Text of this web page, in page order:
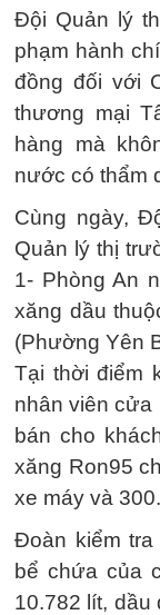
Đội Quản lý
phạm hành
đồng đối với
thương mại
hàng mà
nước có thẩm
Cùng ngày,
Quản lý thị
1- Phòng An
xăng dầu
(Phường Yên
Tại thời điểm
nhân viên cửa
bán cho
xăng Ron95
xe máy và
Đoàn kiểm
bể chứa của
10.782 lít, dầu